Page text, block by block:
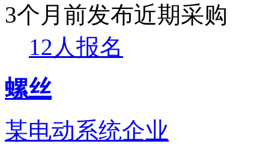
3个月前发布近期采购
12人报名
螺丝
某电动系统企业